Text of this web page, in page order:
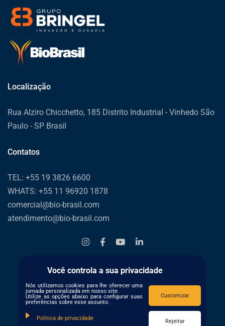
Localização
Rua Alziro Chicchetto, 185 Distrito Industrial - Vinhedo São
Paulo - SP Brasil
Contatos
TEL: +55 19 3826 6600
WHATS: +55 11 96920 1878
comercial@bio-brasil.com
atendimento@bio-brasil.com
Você controla a sua privacidade
Nós utilizamos cookies para lhe oferecer uma
jornada personalizada em nosso site.
Utilize as opções abaixo para configurar suas
preferências sobre esse assunto.
Politica de privacidade
Customizar
Rejeitar